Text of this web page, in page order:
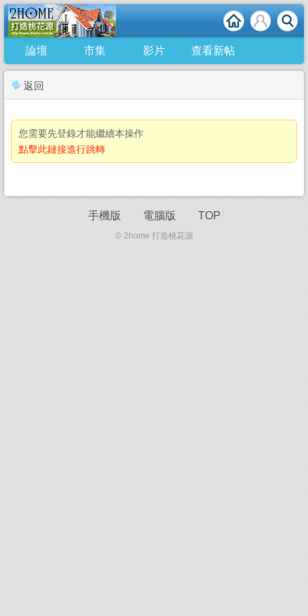
論壇 市集 影片 查看新帖
返回
您需要先登錄才能繼續本操作
點擊此鏈接進行跳轉
手機版 電腦版 TOP
© 2home 打造桃花源